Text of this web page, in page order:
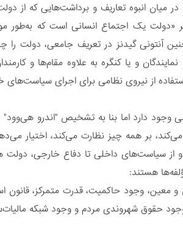
میان انبوه تعاریف و برداشت‌هایی که از
یک اجتماع انسانی است که به‌طور
آنتونی گیدنز در تعریف جامعی، دولت را
و یا کنگره به علاوه مقام‌ها و
از نیروی نظامی برای اجرای
دارد اما بنا به تشخیص "اندرو هی‌وود"
بر همه چیز نظارت می‌‌کند، اختیار
و از سیاست‌های داخلی تا دفاع خارجی،
هستند:
معین، وجود حاکمیت، قدرت متمرکز،
حقوق شهروندی مردم و وجود شبکه